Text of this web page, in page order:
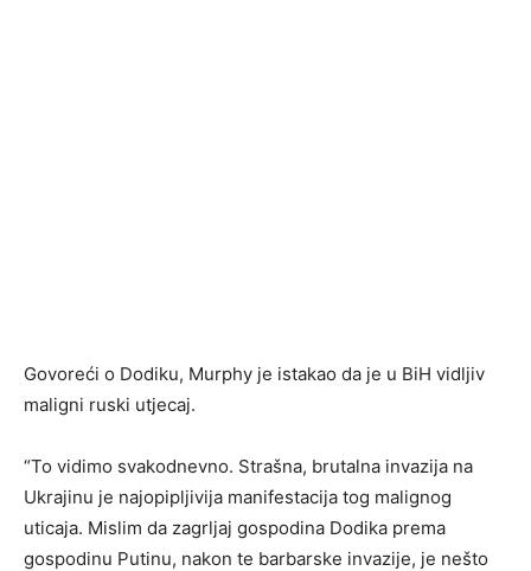
Govoreći o Dodiku, Murphy je istakao da je u BiH vidljiv
maligni ruski utjecaj.
“To vidimo svakodnevno. Strašna, brutalna invazija na
Ukrajinu je najopipljivija manifestacija tog malignog
uticaja. Mislim da zagrljaj gospodina Dodika prema
gospodinu Putinu, nakon te barbarske invazije, je nešto